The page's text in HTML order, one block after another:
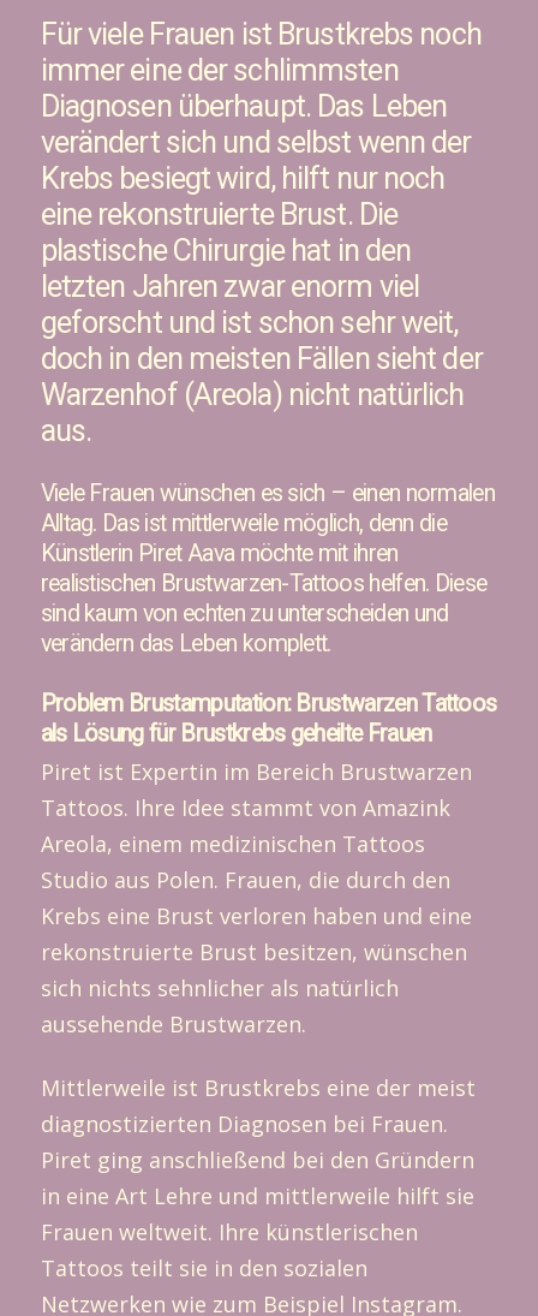
Für viele Frauen ist Brustkrebs noch
immer eine der schlimmsten
Diagnosen überhaupt. Das Leben
verändert sich und selbst wenn der
Krebs besiegt wird, hilft nur noch
eine rekonstruierte Brust. Die
plastische Chirurgie hat in den
letzten Jahren zwar enorm viel
geforscht und ist schon sehr weit,
doch in den meisten Fällen sieht der
Warzenhof (Areola) nicht natürlich
aus.
Viele Frauen wünschen es sich – einen normalen
Alltag. Das ist mittlerweile möglich, denn die
Künstlerin Piret Aava möchte mit ihren
realistischen Brustwarzen-Tattoos helfen. Diese
sind kaum von echten zu unterscheiden und
verändern das Leben komplett.
Problem Brustamputation: Brustwarzen Tattoos
als Lösung für Brustkrebs geheilte Frauen
Piret ist Expertin im Bereich Brustwarzen
Tattoos. Ihre Idee stammt von Amazink
Areola, einem medizinischen Tattoos
Studio aus Polen. Frauen, die durch den
Krebs eine Brust verloren haben und eine
rekonstruierte Brust besitzen, wünschen
sich nichts sehnlicher als natürlich
aussehende Brustwarzen.
Mittlerweile ist Brustkrebs eine der meist
diagnostizierten Diagnosen bei Frauen.
Piret ging anschließend bei den Gründern
in eine Art Lehre und mittlerweile hilft sie
Frauen weltweit. Ihre künstlerischen
Tattoos teilt sie in den sozialen
Netzwerken wie zum Beispiel Instagram.